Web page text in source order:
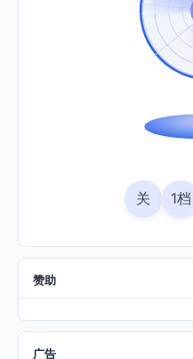
关 1档
赞助
广告